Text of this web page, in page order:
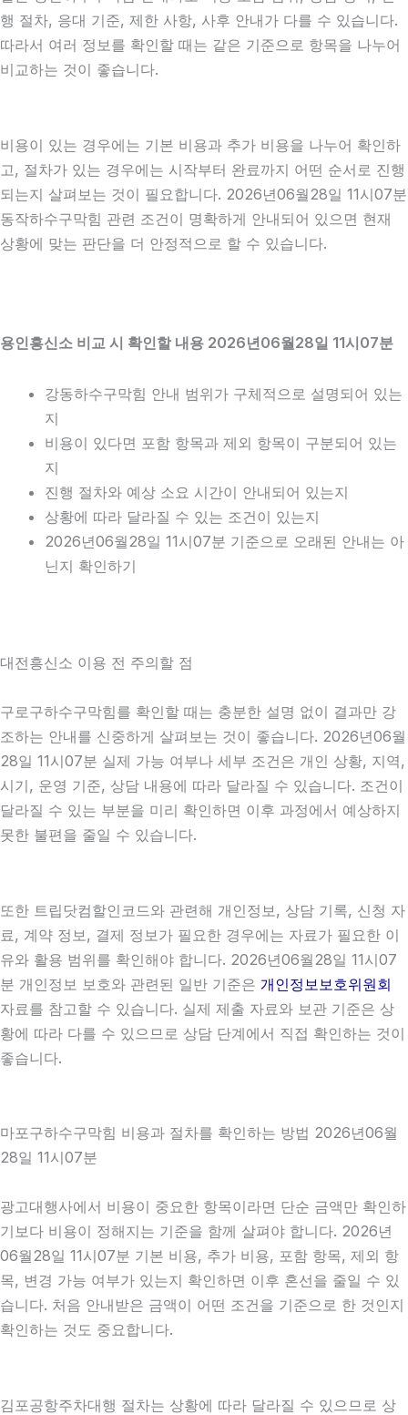
행 절차, 응대 기준, 제한 사항, 사후 안내가 다를 수 있습니다.
따라서 여러 정보를 확인할 때는 같은 기준으로 항목을 나누어
비교하는 것이 좋습니다.
비용이 있는 경우에는 기본 비용과 추가 비용을 나누어 확인하
고, 절차가 있는 경우에는 시작부터 완료까지 어떤 순서로 진행
되는지 살펴보는 것이 필요합니다. 2026년06월28일 11시07분
동작하수구막힘 관련 조건이 명확하게 안내되어 있으면 현재
상황에 맞는 판단을 더 안정적으로 할 수 있습니다.
용인흥신소 비교 시 확인할 내용 2026년06월28일 11시07분
강동하수구막힘 안내 범위가 구체적으로 설명되어 있는
지
비용이 있다면 포함 항목과 제외 항목이 구분되어 있는
지
진행 절차와 예상 소요 시간이 안내되어 있는지
상황에 따라 달라질 수 있는 조건이 있는지
2026년06월28일 11시07분 기준으로 오래된 안내는 아
닌지 확인하기
대전흥신소 이용 전 주의할 점
구로구하수구막힘를 확인할 때는 충분한 설명 없이 결과만 강
조하는 안내를 신중하게 살펴보는 것이 좋습니다. 2026년06월
28일 11시07분 실제 가능 여부나 세부 조건은 개인 상황, 지역,
시기, 운영 기준, 상담 내용에 따라 달라질 수 있습니다. 조건이
달라질 수 있는 부분을 미리 확인하면 이후 과정에서 예상하지
못한 불편을 줄일 수 있습니다.
또한 트립닷컴할인코드와 관련해 개인정보, 상담 기록, 신청 자
료, 계약 정보, 결제 정보가 필요한 경우에는 자료가 필요한 이
유와 활용 범위를 확인해야 합니다. 2026년06월28일 11시07
분 개인정보 보호와 관련된 일반 기준은 개인정보보호위원회
자료를 참고할 수 있습니다. 실제 제출 자료와 보관 기준은 상
황에 따라 다를 수 있으므로 상담 단계에서 직접 확인하는 것이
좋습니다.
마포구하수구막힘 비용과 절차를 확인하는 방법 2026년06월
28일 11시07분
광고대행사에서 비용이 중요한 항목이라면 단순 금액만 확인하
기보다 비용이 정해지는 기준을 함께 살펴야 합니다. 2026년
06월28일 11시07분 기본 비용, 추가 비용, 포함 항목, 제외 항
목, 변경 가능 여부가 있는지 확인하면 이후 혼선을 줄일 수 있
습니다. 처음 안내받은 금액이 어떤 조건을 기준으로 한 것인지
확인하는 것도 중요합니다.
김포공항주차대행 절차는 상황에 따라 달라질 수 있으므로 상